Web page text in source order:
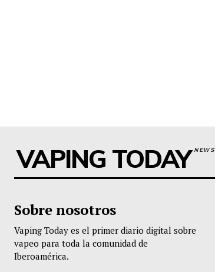
VAPING TODAYNEWS
Sobre nosotros
Vaping Today es el primer diario digital sobre
vapeo para toda la comunidad de
Iberoamérica.